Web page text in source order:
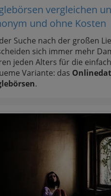
vergleichen
und ohne Kosten
Suche nach der großen
sich immer mehr
jeden Alters für die
Variante: das
.